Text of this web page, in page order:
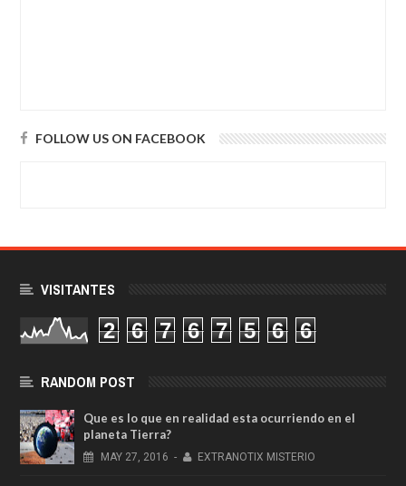
FOLLOW US ON FACEBOOK
VISITANTES
2 6 7 6 7 5 6 6
RANDOM POST
Que es lo que en realidad esta ocurriendo en el
planeta Tierra?
MAY 27, 2016 - EXTRANOTIX MISTERIO